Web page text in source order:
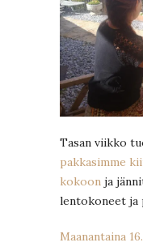
Tasan viikko
pakkasimme
kokoon ja
lentokoneet ja
Maanantaina